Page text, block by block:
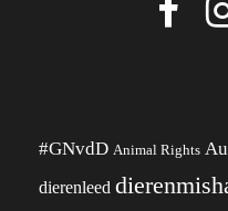
#GNvdD Animal Rights
dierenleed